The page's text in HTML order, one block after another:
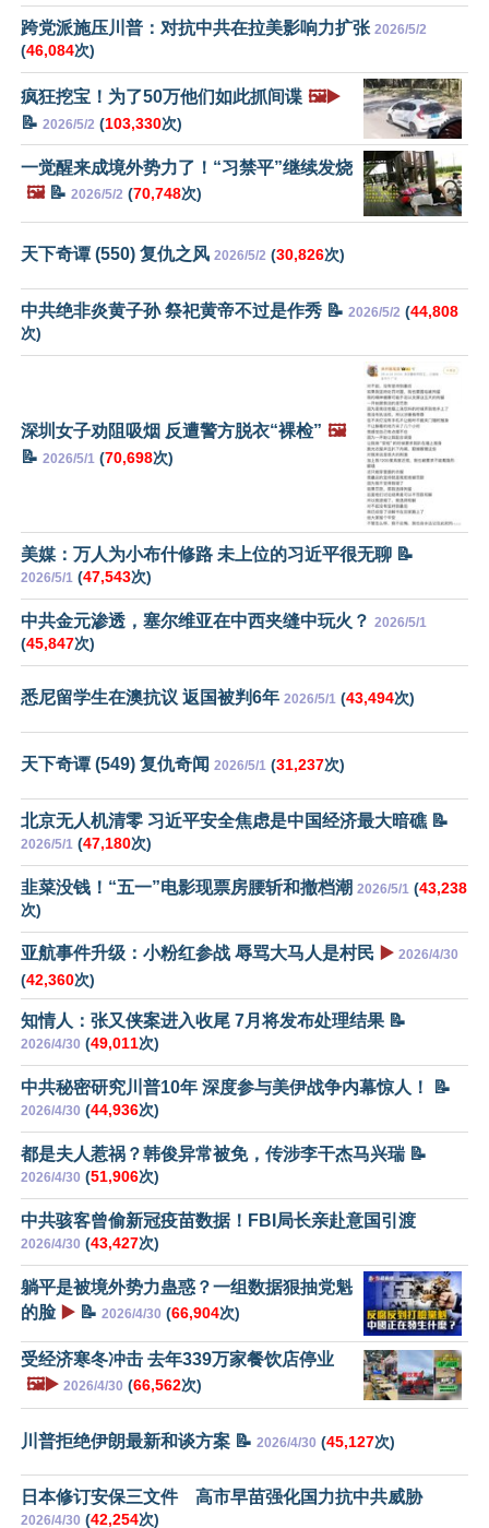
跨党派施压川普：对抗中共在拉美影响力扩张 2026/5/2
(46,084次)
疯狂挖宝！为了50万他们如此抓间谍 🖼️▶️
📝 2026/5/2 (103,330次)
一觉醒来成境外势力了！“习禁平”继续发烧
🖼️📝 2026/5/2 (70,748次)
天下奇谭 (550) 复仇之风 2026/5/2 (30,826次)
中共绝非炎黄子孙 祭祀黄帝不过是作秀 📝 2026/5/2 (44,808
次)
深圳女子劝阻吸烟 反遭警方脱衣“裸检” 🖼️
📝 2026/5/1 (70,698次)
美媒：万人为小布什修路 未上位的习近平很无聊 📝
2026/5/1 (47,543次)
中共金元渗透，塞尔维亚在中西夹缝中玩火？ 2026/5/1
(45,847次)
悉尼留学生在澳抗议 返国被判6年 2026/5/1 (43,494次)
天下奇谭 (549) 复仇奇闻 2026/5/1 (31,237次)
北京无人机清零 习近平安全焦虑是中国经济最大暗礁 📝
2026/5/1 (47,180次)
韭菜没钱！“五一”电影现票房腰斩和撤档潮 2026/5/1 (43,238
次)
亚航事件升级：小粉红参战 辱骂大马人是村民 ▶️ 2026/4/30
(42,360次)
知情人：张又侠案进入收尾 7月将发布处理结果 📝
2026/4/30 (49,011次)
中共秘密研究川普10年 深度参与美伊战争内幕惊人！ 📝
2026/4/30 (44,936次)
都是夫人惹祸？韩俊异常被免，传涉李干杰马兴瑞 📝
2026/4/30 (51,906次)
中共骇客曾偷新冠疫苗数据！FBI局长亲赴意国引渡
2026/4/30 (43,427次)
躺平是被境外势力蛊惑？一组数据狠抽党魁
的脸 ▶️ 📝 2026/4/30 (66,904次)
受经济寒冬冲击 去年339万家餐饮店停业
🖼️▶️ 2026/4/30 (66,562次)
川普拒绝伊朗最新和谈方案 📝 2026/4/30 (45,127次)
日本修订安保三文件 高市早苗强化国力抗中共威胁
2026/4/30 (42,254次)